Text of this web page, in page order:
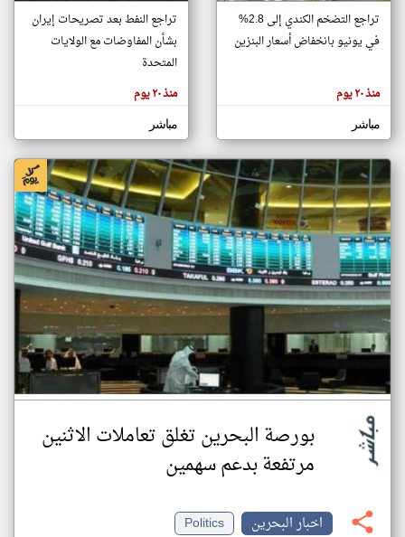
تغيير الدولة
مصادر الأخبار من البحرين
اخبار البحرين على مدار الساعة
أهم اخبار البحرين العاجلة والمباشرة
المقالات
الموجوده
وجهة
نظر
كاتبيها.
تراجع التضخم الكندي إلى 2.8%
في يونيو بانخفاض أسعار البنزين
منذ ٢٠ يوم
مباشر
تراجع النفط بعد تصريحات إيران
بشأن المفاوضات مع الولايات
المتحدة
منذ ٢٠ يوم
مباشر
بورصة البحرين تغلق تعاملات الاثنين
مرتفعة بدعم سهمين
اخبار البحرين
Politics
klyoum.com